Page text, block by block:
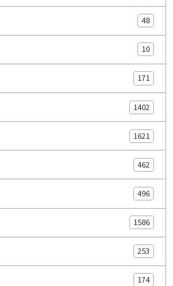
48
10
171
1402
1621
462
496
1586
253
174